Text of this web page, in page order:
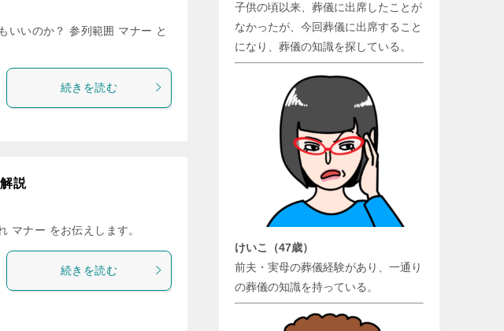
いいのか？ 参列範囲 マナー と
続きを読む
説
マナー をお伝えします。
続きを読む
子供の頃以来、葬儀に出席したことが
なかったが、今回葬儀に出席すること
になり、葬儀の知識を探している。
けいこ（47歳）
前夫・実母の葬儀経験があり、一通り
の葬儀の知識を持っている。